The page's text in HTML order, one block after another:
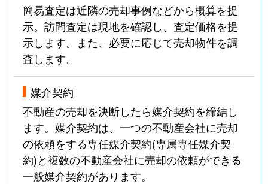
簡易査定は近隣の売却事例などから概算を提
示。訪問査定は現地を確認し、査定価格を提
示します。また、必要に応じて売却物件を調
査します。
媒介契約
不動産の売却を決断したら媒介契約を締結し
ます。媒介契約は、一つの不動産会社に売却
の依頼をする専任媒介契約(専属専任媒介契
約)と複数の不動産会社に売却の依頼ができる
一般媒介契約があります。